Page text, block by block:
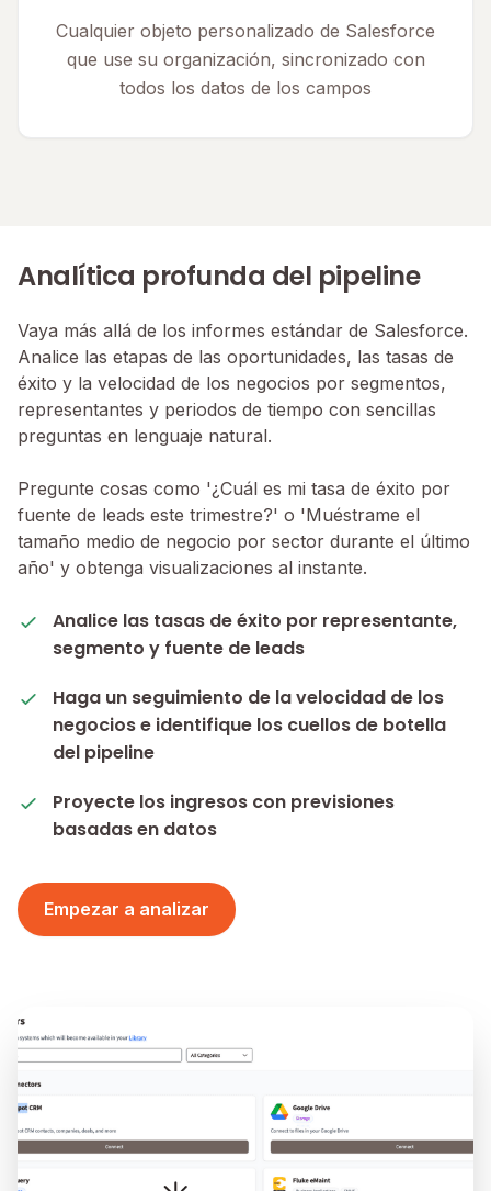
Cualquier objeto personalizado de Salesforce
que use su organización, sincronizado con
todos los datos de los campos
Analítica profunda del pipeline
Vaya más allá de los informes estándar de Salesforce.
Analice las etapas de las oportunidades, las tasas de
éxito y la velocidad de los negocios por segmentos,
representantes y periodos de tiempo con sencillas
preguntas en lenguaje natural.
Pregunte cosas como '¿Cuál es mi tasa de éxito por
fuente de leads este trimestre?' o 'Muéstrame el
tamaño medio de negocio por sector durante el último
año' y obtenga visualizaciones al instante.
Analice las tasas de éxito por representante,
segmento y fuente de leads
Haga un seguimiento de la velocidad de los
negocios e identifique los cuellos de botella
del pipeline
Proyecte los ingresos con previsiones
basadas en datos
Empezar a analizar